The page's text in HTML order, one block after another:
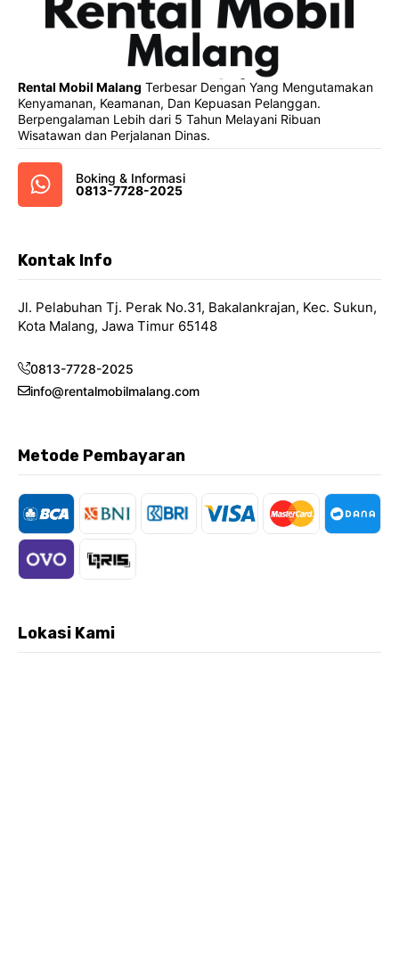
Rental Mobil Malang Terbesar Dengan Yang Mengutamakan
Kenyamanan, Keamanan, Dan Kepuasan Pelanggan.
Berpengalaman Lebih dari 5 Tahun Melayani Ribuan
Wisatawan dan Perjalanan Dinas.
Boking & Informasi
0813-7728-2025
Kontak Info
Jl. Pelabuhan Tj. Perak No.31, Bakalankrajan, Kec. Sukun,
Kota Malang, Jawa Timur 65148
0813-7728-2025
info@rentalmobilmalang.com
Metode Pembayaran
Lokasi Kami